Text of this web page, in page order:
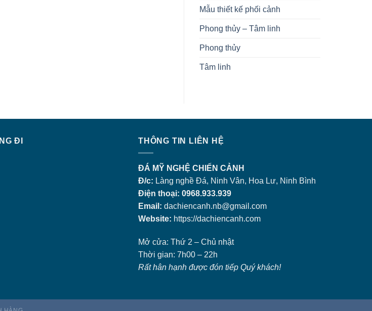
Mẫu thiết kế phối cảnh
Phong thủy – Tâm linh
Phong thủy
Tâm linh
ĐI THÔNG TIN LIÊN HỆ
ĐÁ MỸ NGHỆ CHIẾN CẢNH
Đ/c: Làng nghề Đá, Ninh Vân, Hoa Lư, Ninh Bình
Điện thoại: 0968.933.939
Email: dachiencanh.nb@gmail.com
Website: https://dachiencanh.com
Mở cửa: Thứ 2 – Chủ nhật
Thời gian: 7h00 – 22h
Rất hân hạnh được đón tiếp Quý khách!